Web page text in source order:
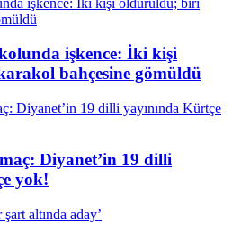
işkence: İki kişi
bahçesine gömüldü
Diyanet’in 19 dilli
yok!